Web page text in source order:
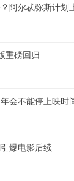
阿尔忒弥斯计划
重磅回归
会不能停上映时
爆电影后续